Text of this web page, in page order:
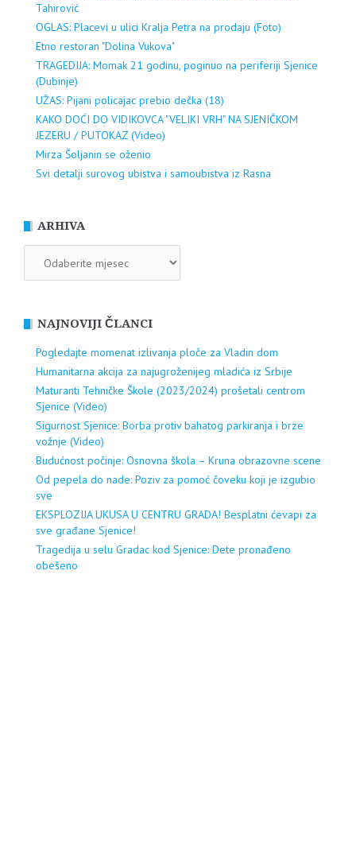
Tahirović
OGLAS: Placevi u ulici Kralja Petra na prodaju (Foto)
Etno restoran "Dolina Vukova"
TRAGEDIJA: Momak 21 godinu, poginuo na periferiji Sjenice
(Dubinje)
UŽAS: Pijani policajac prebio dečka (18)
KAKO DOĆI DO VIDIKOVCA "VELIKI VRH" NA SJENIČKOM
JEZERU / PUTOKAZ (Video)
Mirza Šoljanin se oženio
Svi detalji surovog ubistva i samoubistva iz Rasna
ARHIVA
NAJNOVIJI ČLANCI
Pogledajte momenat izlivanja ploče za Vladin dom
Humanitarna akcija za najugroženijeg mladića iz Srbije
Maturanti Tehničke Škole (2023/2024) prošetali centrom
Sjenice (Video)
Sigurnost Sjenice: Borba protiv bahatog parkiranja i brze
vožnje (Video)
Budućnost počinje: Osnovna škola – Kruna obrazovne scene
Od pepela do nade: Poziv za pomoć čoveku koji je izgubio
sve
EKSPLOZIJA UKUSA U CENTRU GRADA! Besplatni ćevapi za
sve građane Sjenice!
Tragedija u selu Gradac kod Sjenice: Dete pronađeno
obešeno